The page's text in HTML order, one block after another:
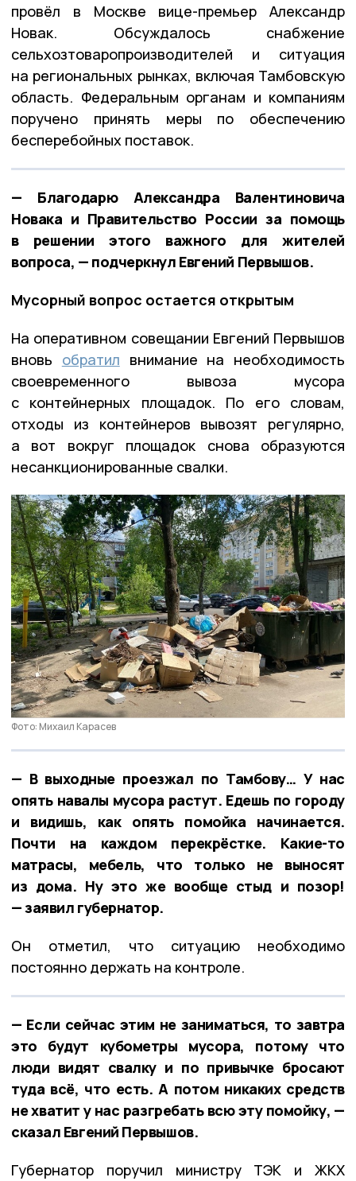
провёл в Москве вице-премьер Александр
Новак. Обсуждалось снабжение
сельхозтоваропроизводителей и ситуация
на региональных рынках, включая Тамбовскую
область. Федеральным органам и компаниям
поручено принять меры по обеспечению
бесперебойных поставок.
— Благодарю Александра Валентиновича
Новака и Правительство России за помощь
в решении этого важного для жителей
вопроса, — подчеркнул Евгений Первышов.
Мусорный вопрос остается открытым
На оперативном совещании Евгений Первышов
вновь обратил внимание на необходимость
своевременного вывоза мусора
с контейнерных площадок. По его словам,
отходы из контейнеров вывозят регулярно,
а вот вокруг площадок снова образуются
несанкционированные свалки.
Фото: Михаил Карасев
— В выходные проезжал по Тамбову… У нас
опять навалы мусора растут. Едешь по городу
и видишь, как опять помойка начинается.
Почти на каждом перекрёстке. Какие-то
матрасы, мебель, что только не выносят
из дома. Ну это же вообще стыд и позор!
— заявил губернатор.
Он отметил, что ситуацию необходимо
постоянно держать на контроле.
— Если сейчас этим не заниматься, то завтра
это будут кубометры мусора, потому что
люди видят свалку и по привычке бросают
туда всё, что есть. А потом никаких средств
не хватит у нас разгребать всю эту помойку, —
сказал Евгений Первышов.
Губернатор поручил министру ТЭК и ЖКХ